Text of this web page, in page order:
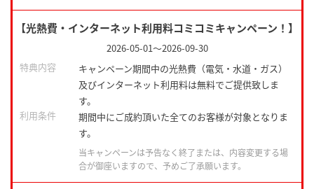
【光熱費・インターネット利用料コミコミキャンペーン！】
2026-05-01～2026-09-30
特典内容
キャンペーン期間中の光熱費（電気・水道・ガス）
及びインターネット利用料は無料でご提供致しま
す。
利用条件
期間中にご成約頂いた全てのお客様が対象となりま
す。
当キャンペーンは予告なく終了または、内容変更する場
合が御座いますので、予めご了承願います。